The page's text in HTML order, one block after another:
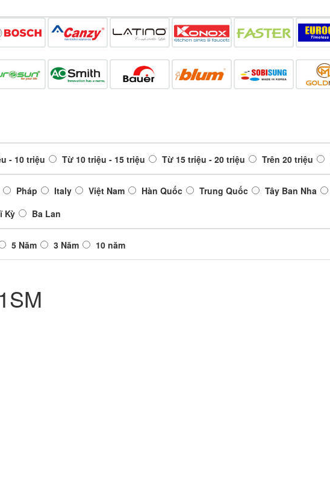
- 10 triệu Từ 10 triệu - 15 triệu Từ 15 triệu - 20 triệu Trên 20 triệu
Pháp Italy Việt Nam Hàn Quốc Trung Quốc Tây Ban Nha
Kỳ Ba Lan
5 Năm 3 Năm 10 năm